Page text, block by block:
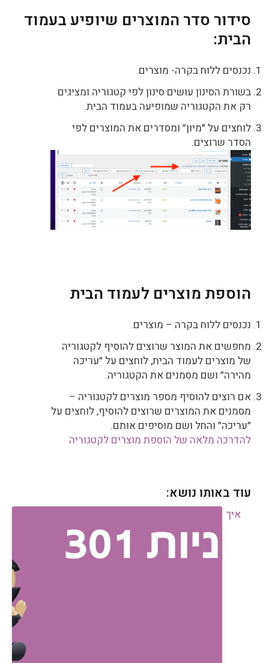
סידור סדר המוצרים שיופיע בעמוד
הבית:
נכנסים ללוח בקרה- מוצרים.
בשורת הסינון עושים סינון לפי קטגוריה ומציגים
רק את הקטגוריה שמופיעה בעמוד הבית.
לוחצים על ״מיון״ ומסדרים את המוצרים לפי
הסדר שרוצים.
הוספת מוצרים לעמוד הבית
נכנסים ללוח בקרה – מוצרים.
מחפשים את המוצר שרוצים להוסיף לקטגוריה
של מוצרים לעמוד הבית, לוחצים על ״עריכה
מהירה״ ושם מסמנים את הקטגוריה.
אם רוצים להוסיף מספר מוצרים לקטגוריה –
מסמנים את המוצרים שרוצים להוסיף, לוחצים על
״עריכה״ והחל ושם מוסיפים אותם.
להדרכה מלאה של הוספת מוצרים לקטגוריה
עוד באותו נושא:
איך